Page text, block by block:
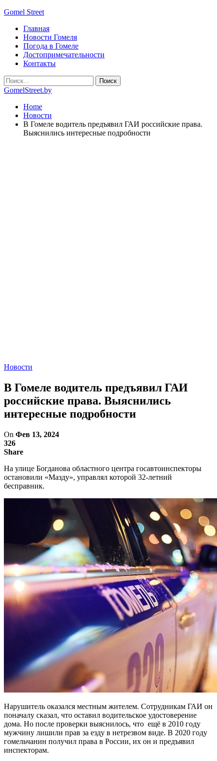
Gomel Street
Главная
Новости Гомеля
Погода в Гомеле
Достопримечательности
Контакты
GomelStreet.by
Home
Новости
В Гомеле водитель предъявил ГАИ российские права.
Выяснились интересные подробности
Новости
В Гомеле водитель предъявил ГАИ
российские права. Выяснились
интересные подробности
On Фев 13, 2024
326
Share
На улице Богданова областного центра госавтоинспекторы
остановили «Мазду», управлял которой 32-летний
бесправник.
Нарушитель оказался местным жителем. Сотрудникам ГАИ он
поначалу сказал, что оставил водительское удостоверение
дома. Но после проверки выяснилось, что ещё в 2010 году
мужчину лишили прав за езду в нетрезвом виде. В 2020 году
гомельчанин получил права в России, их он и предъявил
инспекторам.